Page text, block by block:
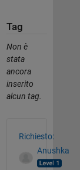
Tag
Non è
stata
ancora
inserito
alcun tag.
Richiesto:
Anushka